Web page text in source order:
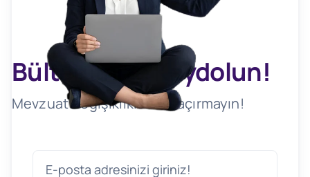
Bültenimize Kaydolun!
Mevzuat Değişikliklerini Kaçırmayın!